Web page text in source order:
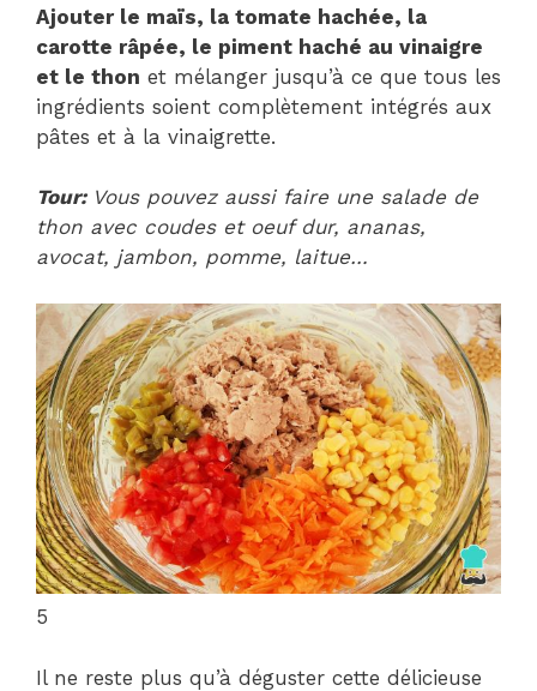
Ajouter le maïs, la tomate hachée, la
carotte râpée, le piment haché au vinaigre
et le thon et mélanger jusqu’à ce que tous les
ingrédients soient complètement intégrés aux
pâtes et à la vinaigrette.
Tour:Vous pouvez aussi faire une salade de
thon avec coudes et oeuf dur, ananas,
avocat, jambon, pomme, laitue…
5
Il ne reste plus qu’à déguster cette délicieuse